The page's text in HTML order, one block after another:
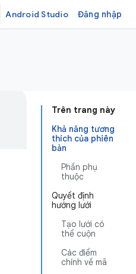
Android Studio Đăng nhập
Trên trang này
Khả năng tương
thích của phiên
bản
Phần phụ
thuộc
Quyết định
hướng lưới
Tạo lưới có
thể cuộn
Các điểm
chính về mã